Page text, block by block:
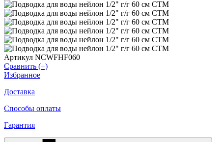
Артикул NCWFHF060
Сравнить (+)
Избранное
Доставка
Способы оплаты
Гарантия